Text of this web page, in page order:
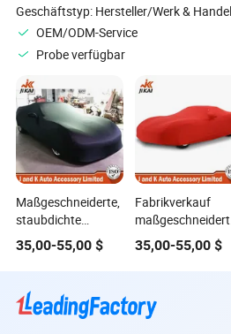
Geschäftstyp: Hersteller/Werk &
OEM/ODM-Service
Probe verfügbar
Maßgeschneiderte,
staubdichte
Schutzhülle für
Innenräume mit
Futter
35,00-55,00 $
Fabrikverkauf
Stretch-Klassik
Innen-Autohülle
35,00-55,00$